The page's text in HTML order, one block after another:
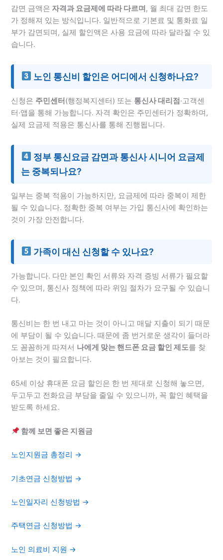
감면 금액은 자격과 요금제에 따라 다르며 , 월 최대 감면 한도
가 정해져 있는 방식입니다. 일반적으로 기본료 및 통화료 일
부가 감면되며, 실제 할인액은 사용 요금에 따라 달라질 수 있
습니다.
노인 통신비 할인은 어디에서 신청하나요?
신청은 주민센터 (행정복지센터) 또는 통신사 대리점 ·고객센
터·앱을 통해 가능합니다. 자격 확인은 주민센터가 정확하며,
실제 요금제 적용은 통신사를 통해 진행됩니다.
정부 통신요금 감면과 통신사 시니어 요금제
는 중복되나요?
일부는 중복 적용이 가능하지만, 요금제에 따라 중복이 제한
될 수 있습니다. 정확한 중복 여부는 가입 통신사에 확인하는
것이 가장 안전합니다.
가족이 대신 신청할 수 있나요?
가능합니다. 다만 본인 확인 서류와 자격 증빙 서류가 필요할
수 있으며, 통신사 정책에 따라 위임 절차가 요구될 수 있습니
다.
통신비는 한 번 내고 마는 것이 아니고 매달 지출이 되기 때문
에 부담이 될 수 있습니다. 때문에 좀 번거로운 생각이 들더라
도 꼼꼼하게 따져서 나에게 맞는 핸드폰 요금 할인 제도를 찾
아보는 것이 필요합니다.
65세 이상 휴대폰 요금 할인은 한 번 제대로 신청해 놓으면,
두고두고 전화요금 부담을 줄일 수 있으니까, 꼭 할인 혜택을
받도록 하세요.
함께 보면 좋은 지원금
노인지원금 총정리 →
기초연금 신청방법 →
노인일자리 신청방법 →
주택연금 신청방법 →
노인 의료비 지원 →